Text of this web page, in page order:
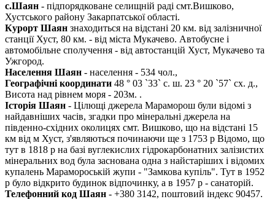
c.Шаян - підпорядковане селищній раді смт.Вишково,
Хустського району Закарпатської області.
Курорт Шаян знаходиться на відстані 20 км. від залізничної
станції Хуст, 80 км. - від міста Мукачево. Автобусне і
автомобільне сполучення - від автостанцій Хуст, Мукачево та
Ужгород.
Населення Шаян - населення - 534 чол.,
Географічні координати 48 ° 03 `33` с. ш. 23 ° 20 `57` сх. д.,
Висота над рівнем моря - 203м. .
Історія Шаян - Цілющі джерела Мараморош були відомі з
найдавніших часів, згадки про мінеральні джерела на
південно-східних околицях смт. Вишково, що на відстані 15
км від м Хуст, з'являються починаючи ще з 1753 р Відомо, що
тут в 1818 р на базі вуглекислих гідрокарбонатних залізистих
мінеральних вод була заснована одна з найстаріших і відомих
купалень Марамороській жупи - "Замкова купіль". Тут в 1952
р було відкрито будинок відпочинку, а в 1957 р - санаторій.
Телефонний код Шаян - +380 3142, поштовий індекс 90457.